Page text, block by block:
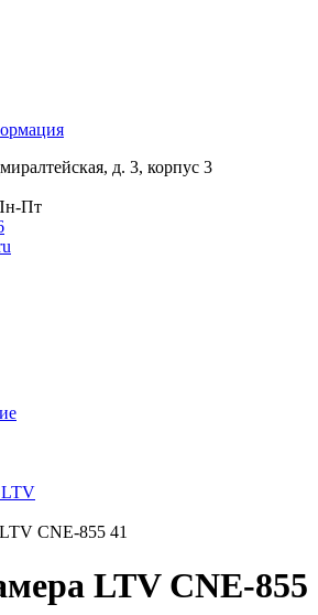
д. 3, корпус 3
Пт
LTV
CNE-855 41
LTV CNE-855